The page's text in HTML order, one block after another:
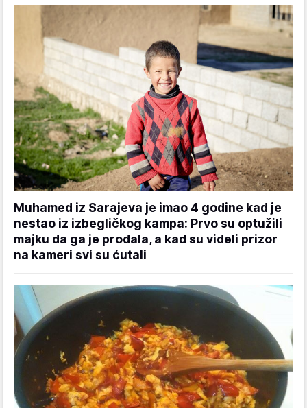
Muhamed iz Sarajeva je imao 4 godine kad je
nestao iz izbegličkog kampa: Prvo su optužili
majku da ga je prodala, a kad su videli prizor
na kameri svi su ćutali